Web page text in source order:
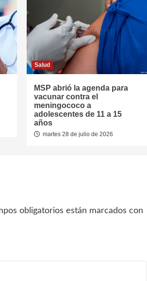
Salud
MSP abrió la agenda para
vacunar contra el
meningococo a
adolescentes de 11 a 15
años
martes 28 de julio de 2026
obligatorios están marcados con